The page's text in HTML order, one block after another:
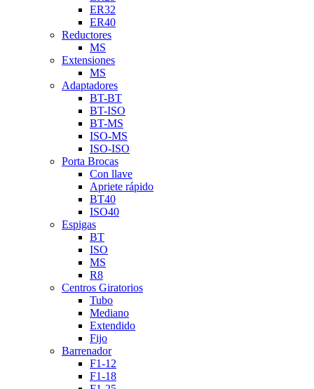
ER32
ER40
Reductores
MS
Extensiones
MS
Adaptadores
BT-BT
BT-ISO
BT-MS
ISO-MS
ISO-ISO
Porta Brocas
Con llave
Apriete rápido
BT40
ISO40
Espigas
BT
ISO
MS
R8
Centros Giratorios
Tubo
Mediano
Extendido
Fijo
Barrenador
F1-12
F1-18